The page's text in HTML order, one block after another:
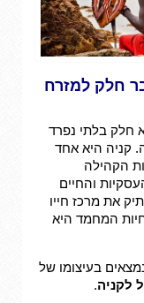
חלק למזרח
חלק בלתי נפרד
קניה היא אחד
הקהילה
והחיים
את מרכז חייו
המחמד היא
בעיצומו של
לקניה.